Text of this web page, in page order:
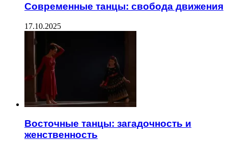
Современные танцы: свобода движения
17.10.2025
Восточные танцы: загадочность и
женственность